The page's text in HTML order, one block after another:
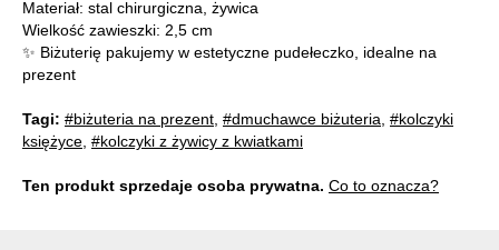
Materiał: stal chirurgiczna, żywica
Wielkość zawieszki: 2,5 cm
✨ Biżuterię pakujemy w estetyczne pudełeczko, idealne na
prezent
Tagi: #biżuteria na prezent #dmuchawce biżuteria #kolczyki
księżyce #kolczyki z żywicy z kwiatkami
Ten produkt sprzedaje osoba prywatna. Co to oznacza?